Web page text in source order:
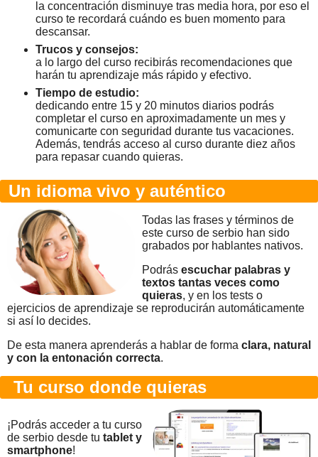
la concentración disminuye tras media hora, por eso el
curso te recordará cuándo es buen momento para
descansar.
Trucos y consejos:
a lo largo del curso recibirás recomendaciones que
harán tu aprendizaje más rápido y efectivo.
Tiempo de estudio:
dedicando entre 15 y 20 minutos diarios podrás
completar el curso en aproximadamente un mes y
comunicarte con seguridad durante tus vacaciones.
Además, tendrás acceso al curso durante diez años
para repasar cuando quieras.
Un idioma vivo y auténtico
Todas las frases y términos de
este curso de serbio han sido
grabados por hablantes nativos.
Podrás escuchar palabras y
textos tantas veces como
quieras, y en los tests o
ejercicios de aprendizaje se reproducirán automáticamente
si así lo decides.
De esta manera aprenderás a hablar de forma clara, natural
y con la entonación correcta.
Tu curso donde quieras
¡Podrás acceder a tu curso
de serbio desde tu tablet y
smartphone!